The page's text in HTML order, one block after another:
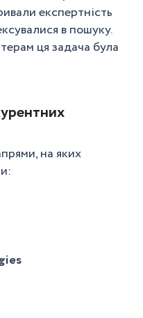
експертність
в пошуку.
ця задача була
на яких